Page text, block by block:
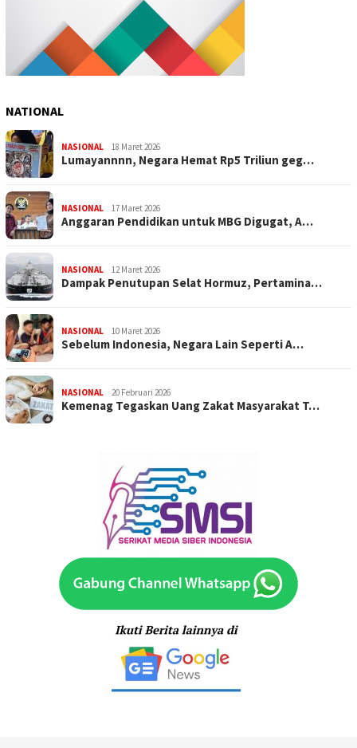
NATIONAL
NASIONAL 18 Maret 2026
Lumayannnn, Negara Hemat Rp5 Triliun geg…
NASIONAL 17 Maret 2026
Anggaran Pendidikan untuk MBG Digugat, A…
NASIONAL 12 Maret 2026
Dampak Penutupan Selat Hormuz, Pertamina…
NASIONAL 10 Maret 2026
Sebelum Indonesia, Negara Lain Seperti A…
NASIONAL 20 Februari 2026
Kemenag Tegaskan Uang Zakat Masyarakat T…